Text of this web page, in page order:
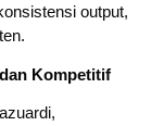
output,
Kompetitif